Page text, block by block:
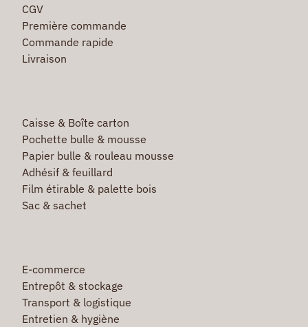
CGV
Première commande
Commande rapide
Livraison
Caisse & Boîte carton
Pochette bulle & mousse
Papier bulle & rouleau mousse
Adhésif & feuillard
Film étirable & palette bois
Sac & sachet
E-commerce
Entrepôt & stockage
Transport & logistique
Entretien & hygiène